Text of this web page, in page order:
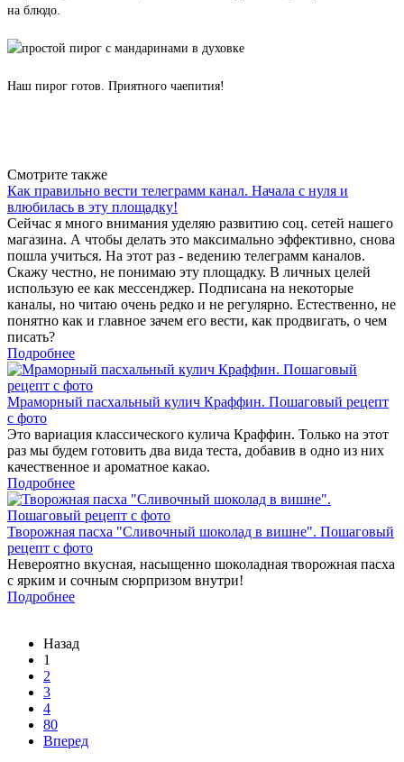
на блюдо.
Наш пирог готов. Приятного чаепития!
Смотрите также
Как правильно вести телеграмм канал. Начала с нуля и
влюбилась в эту площадку!
Сейчас я много внимания уделяю развитию соц. сетей нашего
магазина. А чтобы делать это максимально эффективно, снова
пошла учиться. На этот раз - ведению телеграмм каналов.
Скажу честно, не понимаю эту площадку. В личных целей
использую ее как мессенджер. Подписана на некоторые
каналы, но читаю очень редко и не регулярно. Естественно, не
понятно как и главное зачем его вести, как продвигать, о чем
писать?
Подробнее
Мраморный пасхальный кулич Краффин. Пошаговый рецепт
с фото
Это вариация классического кулича Краффин. Только на этот
раз мы будем готовить два вида теста, добавив в одно из них
качественное и ароматное какао.
Подробнее
Творожная пасха "Сливочный шоколад в вишне". Пошаговый
рецепт с фото
Невероятно вкусная, насыщенно шоколадная творожная пасха
с ярким и сочным сюрпризом внутри!
Подробнее
Назад
1
2
3
4
80
Вперед